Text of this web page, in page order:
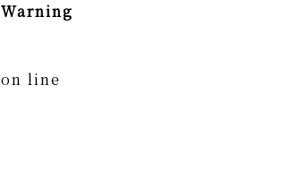
Warning
on line